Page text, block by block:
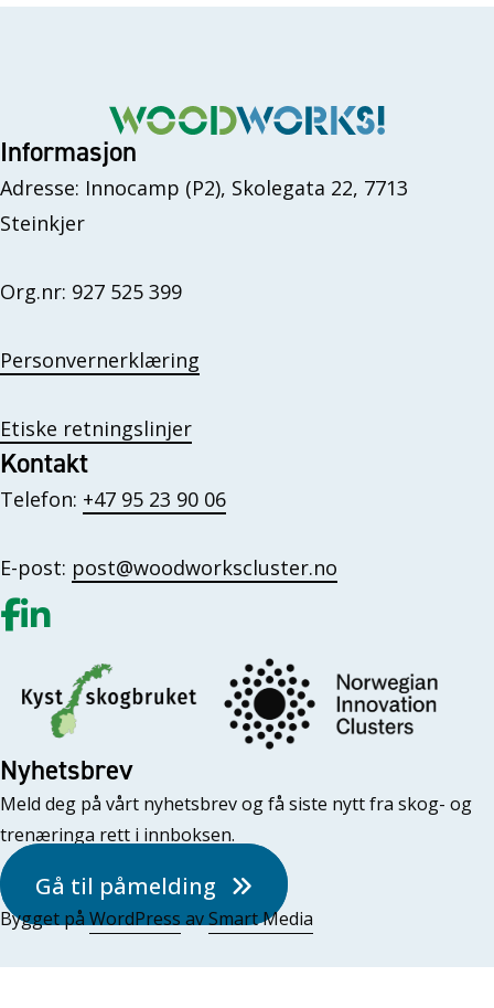
Informasjon
Adresse: Innocamp (P2), Skolegata 22, 7713
Steinkjer
Org.nr: 927 525 399
Personvernerklæring
Etiske retningslinjer
Kontakt
Telefon: +47 95 23 90 06
E-post: post@woodworkscluster.no
Gå til vår Facebook
Gå til vår LinkedIn
Nyhetsbrev
Meld deg på vårt nyhetsbrev og få siste nytt fra skog- og
trenæringa rett i innboksen.
Gå til påmelding
Bygget på WordPress avSmart Media